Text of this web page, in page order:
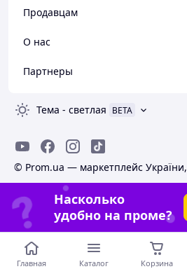
Продавцам
О нас
Партнеры
Тема - светлая BETA
© Prom.ua — маркетплейс
Насколько
удобно на проме?
Главная Каталог Корзина